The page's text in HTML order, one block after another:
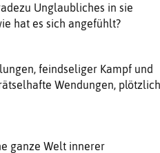
Unglaubliches in sie
hat es sich angefühlt?
feindseliger Kampf und
Wendungen,
ganze Welt innerer